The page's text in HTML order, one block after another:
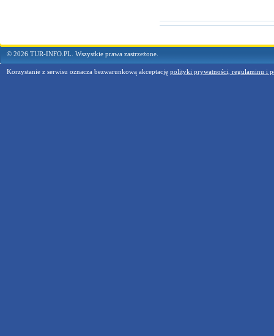
© 2026 TUR-INFO.PL. Wszystkie prawa zastrzeżone.
Korzystanie z serwisu oznacza bezwarunkową akceptację polityki prywatności, regulaminu i